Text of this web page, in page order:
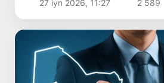
27 iyn 2026, 11:27 2 589